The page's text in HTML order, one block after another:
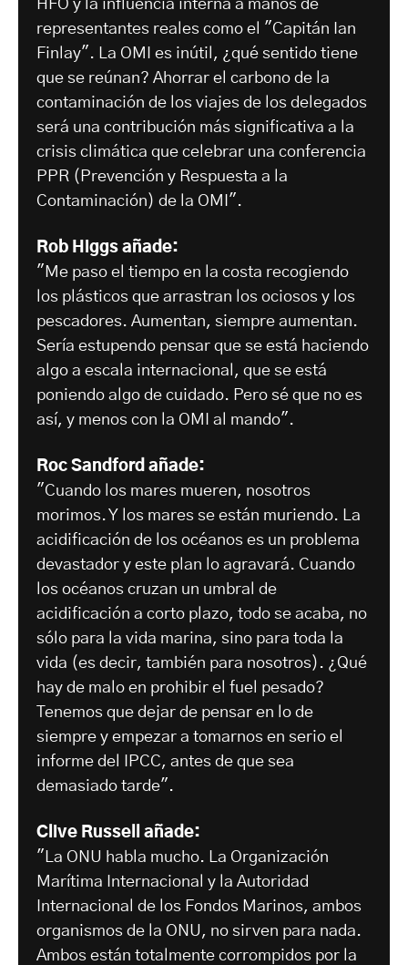
HFO y la influencia interna a manos de
representantes reales como el "Capitán Ian
Finlay". La OMI es inútil, ¿qué sentido tiene
que se reúnan? Ahorrar el carbono de la
contaminación de los viajes de los delegados
será una contribución más significativa a la
crisis climática que celebrar una conferencia
PPR (Prevención y Respuesta a la
Contaminación) de la OMI".
Rob Higgs añade:
"Me paso el tiempo en la costa recogiendo
los plásticos que arrastran los ociosos y los
pescadores. Aumentan, siempre aumentan.
Sería estupendo pensar que se está haciendo
algo a escala internacional, que se está
poniendo algo de cuidado. Pero sé que no es
así, y menos con la OMI al mando".
Roc Sandford añade:
"Cuando los mares mueren, nosotros
morimos. Y los mares se están muriendo. La
acidificación de los océanos es un problema
devastador y este plan lo agravará. Cuando
los océanos cruzan un umbral de
acidificación a corto plazo, todo se acaba, no
sólo para la vida marina, sino para toda la
vida (es decir, también para nosotros). ¿Qué
hay de malo en prohibir el fuel pesado?
Tenemos que dejar de pensar en lo de
siempre y empezar a tomarnos en serio el
informe del IPCC, antes de que sea
demasiado tarde".
Clive Russell añade:
"La ONU habla mucho. La Organización
Marítima Internacional y la Autoridad
Internacional de los Fondos Marinos, ambos
organismos de la ONU, no sirven para nada.
Ambos están totalmente corrompidos por la